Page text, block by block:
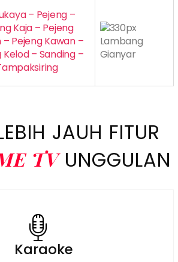
– Pejeng –
Kaja – Pejeng
– Pejeng Kawan –
Kelod – Sanding –
JAUH FITUR
TVUNGGULAN
Karaoke